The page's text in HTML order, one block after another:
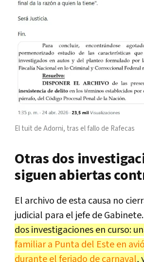
El tuit de Adorni, tras el fallo de Rafecas
Otras dos
siguen abiertas
El archivo de esta causa no
judicial para el jefe de Gabinete.
dos investigaciones en curso:
familiar a Punta del Este en
durante el feriado de carnaval,